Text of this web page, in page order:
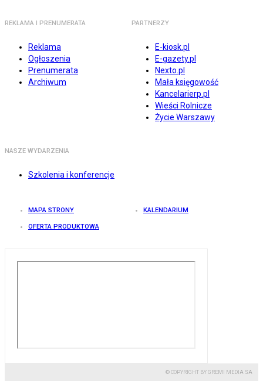
REKLAMA I PRENUMERATA
Reklama
Ogłoszenia
Prenumerata
Archiwum
PARTNERZY
E-kiosk.pl
E-gazety.pl
Nexto.pl
Mała księgowość
Kancelarierp.pl
Wieści Rolnicze
Życie Warszawy
NASZE WYDARZENIA
Szkolenia i konferencje
MAPA STRONY KALENDARIUM
OFERTA PRODUKTOWA
© COPYRIGHT BY GREMI MEDIA SA